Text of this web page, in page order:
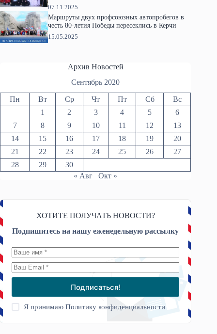
07.11.2025
Маршруты двух профсоюзных автопробегов в
честь 80-летия Победы пересеклись в Керчи
15.05.2025
Архив Новостей
Сентябрь 2020
Пн Вт Ср Чт Пт Сб
Вс
1
2 3 4 5
6
7
8 9 10 11 12
13
14
15 16 17 18 19
20
21
22 23 24 25 26
27
28
29
30
« Авг
Окт »
ХОТИТЕ ПОЛУЧАТЬ НОВОСТИ?
Подпишитесь на нашу еженедельную рассылку
Подписаться!
Я принимаюПолитику конфиденциальности